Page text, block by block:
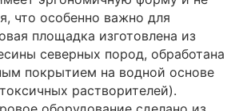
что особенно важно для
площадка изготовлена из
северных пород, обработана
покрытием на водной основе
растворителей).